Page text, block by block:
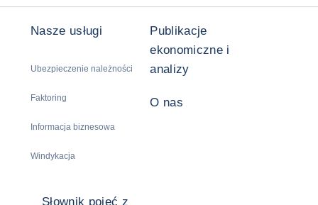
Nasze usługi
Ubezpieczenie należności
Faktoring
Informacja biznesowa
Windykacja
Publikacje
ekonomiczne i
analizy
O nas
Słownik pojęć z